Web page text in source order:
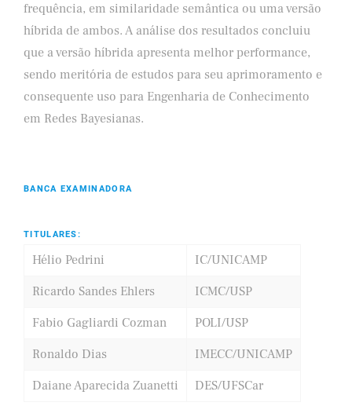
frequência, em similaridade semântica ou uma versão
híbrida de ambos. A análise dos resultados concluiu
que a versão híbrida apresenta melhor performance,
sendo meritória de estudos para seu aprimoramento e
consequente uso para Engenharia de Conhecimento
em Redes Bayesianas.
BANCA EXAMINADORA
TITULARES:
Hélio Pedrini
IC/UNICAMP
Ricardo Sandes Ehlers
ICMC/USP
Fabio Gagliardi Cozman
POLI/USP
Ronaldo Dias
IMECC/UNICAMP
Daiane Aparecida Zuanetti
DES/UFSCar